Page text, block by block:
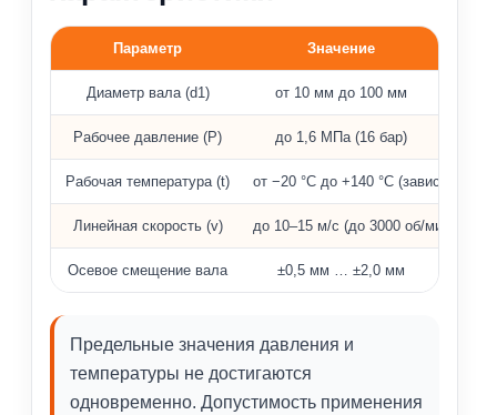
Параметр Значение
Диаметр вала (d1) от 10 мм до 100 мм
Рабочее давление (P) до 1,6 МПа (16 бар)
Рабочая температура (t) от −20 °C до +140 °C (зависит от
Линейная скорость (v) до 10–15 м/с (до 3000 об/мин)
Осевое смещение вала ±0,5 мм … ±2,0 мм
Предельные значения давления и
температуры не достигаются
одновременно. Допустимость применения